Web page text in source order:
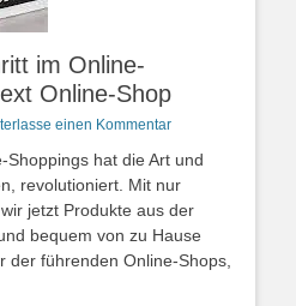
im Online-
Online-Shop
einen Kommentar
Shoppings hat die Art und
revolutioniert. Mit nur
jetzt Produkte aus der
bequem von zu Hause
der führenden Online-Shops,